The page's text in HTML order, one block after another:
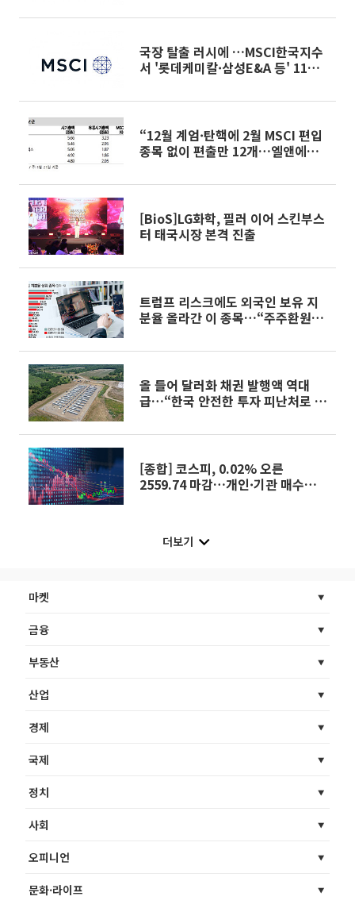
국장 탈출 러시에 …MSCI한국지수
서 '롯데케미칼·삼성E&A 등' 11종
“12월 계엄·탄핵에 2월 MSCI 편입
종목 없이 편출만 12개…엘앤에프,
[BioS]LG화학, 필러 이어 스킨부스
터 태국시장 본격 진출
트럼프 리스크에도 외국인 보유 지
분율 올라간 이 종목…“주주환원이
올 들어 달러화 채권 발행액 역대
급…“한국 안전한 투자 피난처로 부
[종합] 코스피, 0.02% 오른
2559.74 마감…개인·기관 매수에
더보기
마켓
금융
부동산
산업
경제
국제
정치
사회
오피니언
문화·라이프